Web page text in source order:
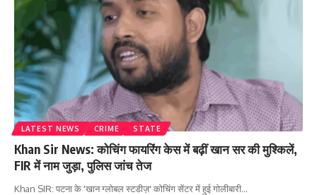
LATEST NEWS CRIME STATE
Khan Sir News: कोचिंग फायरिंग केस में बढ़ीं खान सर की मुश्किलें,
FIR में नाम जुड़ा, पुलिस जांच तेज
Khan SIR: पटना के 'खान ग्लोबल स्टडीज़' कोचिंग सेंटर में हुई गोलीबारी…